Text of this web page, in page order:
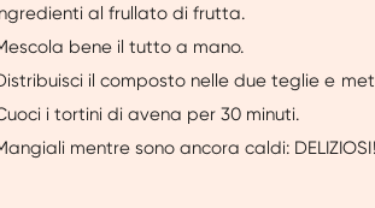
al frullato di frutta.
bene il tutto a mano.
il composto nelle due teglie e
i tortini di avena per 30 minuti.
mentre sono ancora caldi: DELIZIOSI!